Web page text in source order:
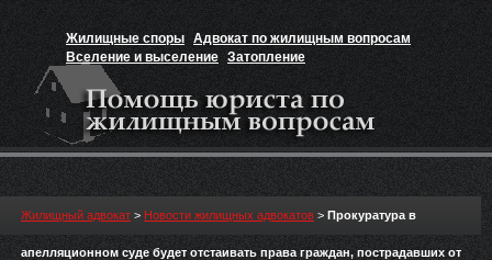
Жилищные споры Адвокат по жилищным вопросам
Вселение и выселение Затопление
Признание прав на жильё
Жилищный адвокат > Новости жилищных адвокатов > Прокуратура в
апелляционном суде будет отстаивать права граждан, пострадавших от